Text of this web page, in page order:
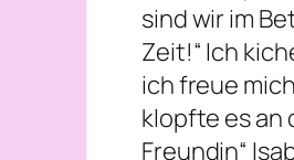
sind wir im
Zeit!“ Ich
ich freue
klopfte es an
Freundin“